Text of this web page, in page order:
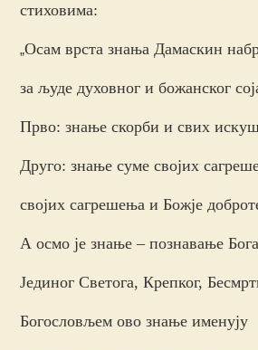
стиховима:
„Осам врста знања Дамаскин
за људе духовног и божанског
Прво: знање скорби и свих
Друго: знање суме својих
својих сагрешења и Божје
А осмо је знање – познавање
Јединог Светога, Крепког,
Богословљем ово знање именују